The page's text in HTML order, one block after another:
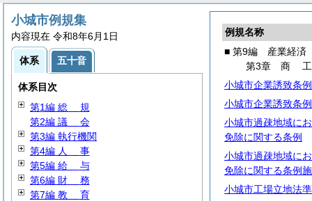
例規名称
■ 第9編 産業経済
第3章 商 工
小城市企業誘致条例
小城市企業誘致条
小城市過疎地域に
免除に関する条例
小城市過疎地域に
免除に関する条例
小城市工場立地法
小城市例規集
内容現在 令和8年6月1日
体系 五十音
体系目次
第1編 総 規
第2編 議 会
第3編 執行機関
第4編 人 事
第5編 給 与
第6編 財 務
第7編 教 育